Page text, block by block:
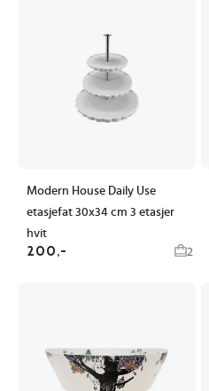
Modern House Daily Use
etasjefat 30x34 cm 3 etasjer
hvit
200,- 2